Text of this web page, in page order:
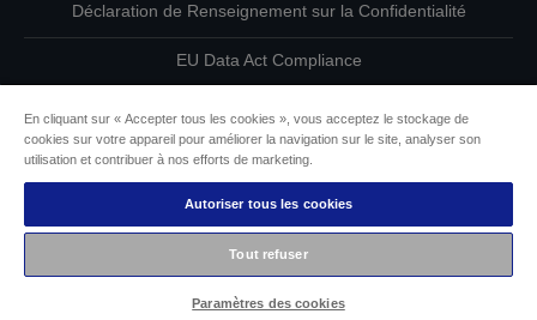
Déclaration de Renseignement sur la Confidentialité
EU Data Act Compliance
Informations sur les cookies
L’engagement d’Epson pour l’accessibilité
Copyright © 2026 Seiko Epson
En cliquant sur « Accepter tous les cookies », vous acceptez le stockage de
cookies sur votre appareil pour améliorer la navigation sur le site, analyser son
utilisation et contribuer à nos efforts de marketing.
Autoriser tous les cookies
Tout refuser
Paramètres des cookies